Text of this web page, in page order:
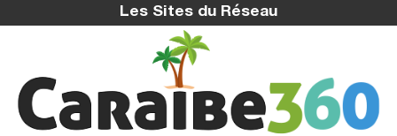
Les Sites du Réseau